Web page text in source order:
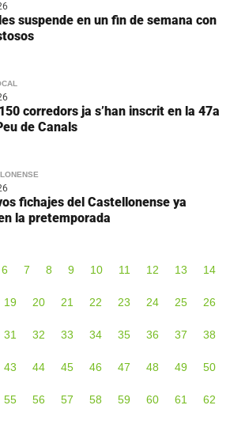
suspende en un fin de semana con
corredors ja s’han inscrit en la 47a
de Canals
fichajes del Castellonense ya
la pretemporada
6 7 8 9 10 11 12 13 14
19 20 21 22 23 24 25 26
31 32 33 34 35 36 37 38
43 44 45 46 47 48 49 50
55 56 57 58 59 60 61 62